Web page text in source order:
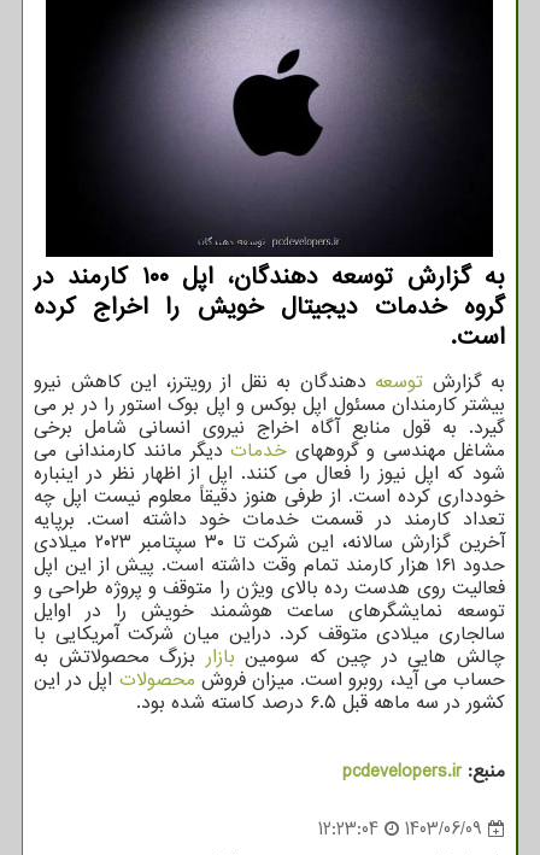
به گزارش توسعه دهندگان، اپل ۱۰۰ کارمند در
گروه خدمات دیجیتال خویش را اخراج کرده
است.
به گزارش توسعه دهندگان به نقل از رویترز، این کاهش نیرو
بیشتر کارمندان مسئول اپل بوکس و اپل بوک استور را در بر می
گیرد. به قول منابع آگاه اخراج نیروی انسانی شامل برخی
مشاغل مهندسی و گروههای خدمات دیگر مانند کارمندانی می
شود که اپل نیوز را فعال می کنند. اپل از اظهار نظر در اینباره
خودداری کرده است. از طرفی هنوز دقیقاً معلوم نیست اپل چه
تعداد کارمند در قسمت خدمات خود داشته است. برپایه
آخرین گزارش سالانه، این شرکت تا ۳۰ سپتامبر ۲۰۲۳ میلادی
حدود ۱۶۱ هزار کارمند تمام وقت داشته است. پیش از این اپل
فعالیت روی هدست رده بالای ویژن را متوقف و پروژه طراحی و
توسعه نمایشگرهای ساعت هوشمند خویش را در اوایل
سالجاری میلادی متوقف کرد. دراین میان شرکت آمریکایی با
چالش هایی در چین که سومین بازار بزرگ محصولاتش به
حساب می آید، روبرو است. میزان فروش محصولات اپل در این
کشور در سه ماهه قبل ۶.۵ درصد کاسته شده بود.
منبع:pcdevelopers.ir
1403/06/09
12:23:04